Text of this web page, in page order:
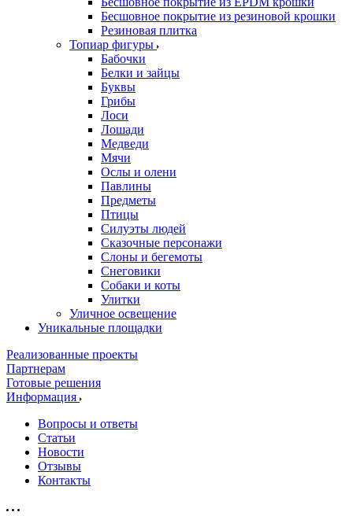
Бесшовное покрытие из резиновой крошки
Резиновая плитка
Топиар фигуры
Бабочки
Белки и зайцы
Буквы
Грибы
Лоси
Лошади
Медведи
Мячи
Ослы и олени
Павлины
Предметы
Птицы
Силуэты людей
Сказочные персонажи
Слоны и бегемоты
Снеговики
Собаки и коты
Улитки
Уличное освещение
Уникальные площадки
Реализованные проекты
Партнерам
Готовые решения
Информация
Вопросы и ответы
Статьи
Новости
Отзывы
Контакты